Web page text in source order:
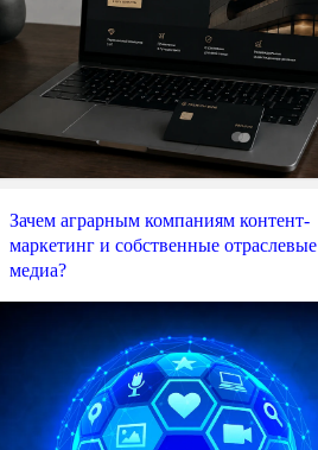
Зачем аграрным компаниям контент-
маркетинг и собственные отраслевые
медиа?